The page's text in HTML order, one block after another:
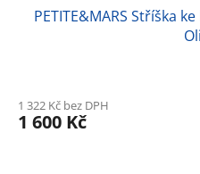
PETITE&MARS Stříška
1 322 Kč bez DPH
1 600 Kč